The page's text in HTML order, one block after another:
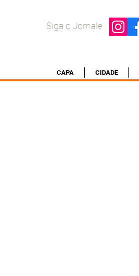
Siga o Jornale
CAPA CIDADE